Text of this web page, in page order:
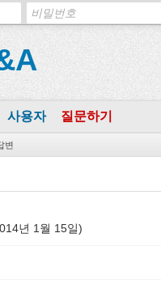
사용자 질문하기
변
년 1월 15일)